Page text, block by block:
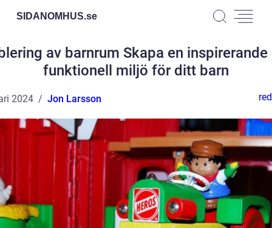
SIDANOMHUS.se
av barnrum Skapa en inspirerande
funktionell miljö för ditt barn
2024 Jon Larsson